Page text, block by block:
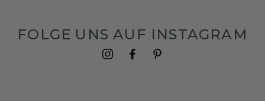
FOLGE UNS AUF INSTAGRAM